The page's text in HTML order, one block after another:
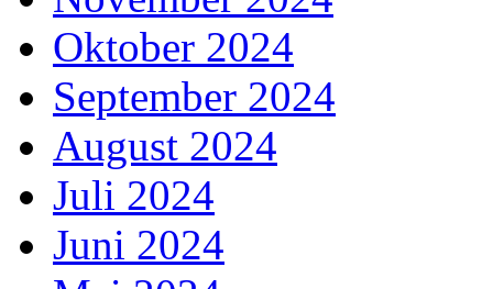
Oktober 2024
September 2024
August 2024
Juli 2024
Juni 2024